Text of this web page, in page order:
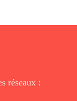
réseaux :